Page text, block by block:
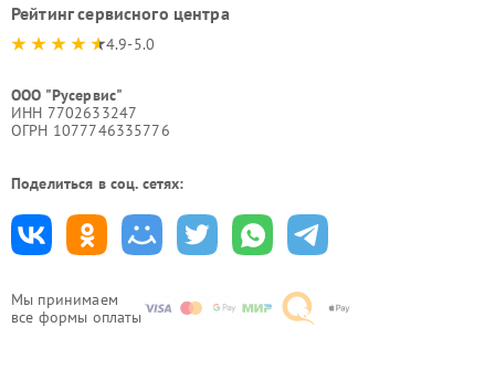
Мы принимаем
все формы оплаты
Рейтинг сервисного центра
4.9-5.0
ООО "Русервис"
ИНН 7702633247
ОГРН 1077746335776
Поделиться в соц. сетях: